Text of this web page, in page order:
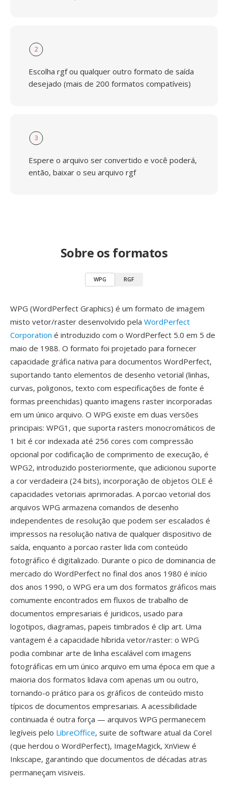
2
Escolha rgf ou qualquer outro formato de saída
desejado (mais de 200 formatos compatíveis)
3
Espere o arquivo ser convertido e você poderá,
então, baixar o seu arquivo rgf
Sobre os formatos
WPG RGF
WPG (WordPerfect Graphics) é um formato de imagem
misto vetor/raster desenvolvido pela WordPerfect
Corporation é introduzido com o WordPerfect 5.0 em 5 de
maio de 1988. O formato foi projetado para fornecer
capacidade gráfica nativa para documentos WordPerfect,
suportando tanto elementos de desenho vetorial (linhas,
curvas, poligonos, texto com especificações de fonte é
formas preenchidas) quanto imagens raster incorporadas
em um único arquivo. O WPG existe em duas versões
principais: WPG1, que suporta rasters monocromáticos de
1 bit é cor indexada até 256 cores com compressão
opcional por codificação de comprimento de execução, é
WPG2, introduzido posteriormente, que adicionou suporte
a cor verdadeira (24 bits), incorporação de objetos OLE é
capacidades vetoriais aprimoradas. A porcao vetorial dos
arquivos WPG armazena comandos de desenho
independentes de resolução que podem ser escalados é
impressos na resolução nativa de qualquer dispositivo de
saída, enquanto a porcao raster lida com conteúdo
fotográfico é digitalizado. Durante o pico de dominancia de
mercado do WordPerfect no final dos anos 1980 é início
dos anos 1990, o WPG era um dos formatos gráficos mais
comumente encontrados em fluxos de trabalho de
documentos empresariais é juridicos, usado para
logotipos, diagramas, papeis timbrados é clip art. Uma
vantagem é a capacidade híbrida vetor/raster: o WPG
podia combinar arte de linha escalável com imagens
fotográficas em um único arquivo em uma época em que a
maioria dos formatos lidava com apenas um ou outro,
tornando-o prático para os gráficos de conteúdo misto
típicos de documentos empresariais. A acessibilidade
continuada é outra força — arquivos WPG permanecem
legíveis pelo LibreOffice, suite de software atual da Corel
(que herdou o WordPerfect), ImageMagick, XnView é
Inkscape, garantindo que documentos de décadas atras
permaneçam visiveis.